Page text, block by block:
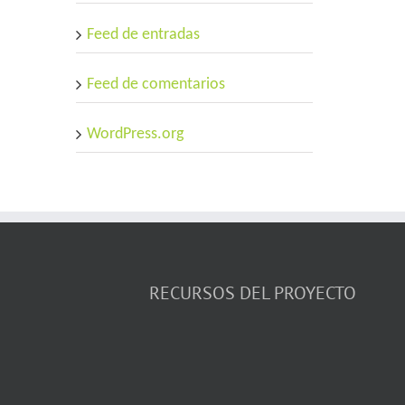
Feed de entradas
Feed de comentarios
WordPress.org
RECURSOS DEL PROYECTO